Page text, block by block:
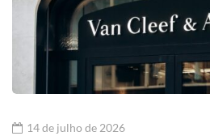
14 de julho de 2026